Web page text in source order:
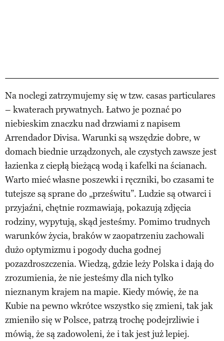
Na noclegi zatrzymujemy się w tzw. casas particulares
– kwaterach prywatnych. Łatwo je poznać po
niebieskim znaczku nad drzwiami z napisem
Arrendador Divisa. Warunki są wszędzie dobre, w
domach biednie urządzonych, ale czystych zawsze jest
łazienka z ciepłą bieżącą wodą i kafelki na ścianach.
Warto mieć własne poszewki i ręczniki, bo czasami te
tutejsze są sprane do „prześwitu”. Ludzie są otwarci i
przyjaźni, chętnie rozmawiają, pokazują zdjęcia
rodziny, wypytują, skąd jesteśmy. Pomimo trudnych
warunków życia, braków w zaopatrzeniu zachowali
dużo optymizmu i pogody ducha godnej
pozazdroszczenia. Wiedzą, gdzie leży Polska i dają do
zrozumienia, że nie jesteśmy dla nich tylko
nieznanym krajem na mapie. Kiedy mówię, że na
Kubie na pewno wkrótce wszystko się zmieni, tak jak
zmieniło się w Polsce, patrzą trochę podejrzliwie i
mówią, że są zadowoleni, że i tak jest już lepiej.